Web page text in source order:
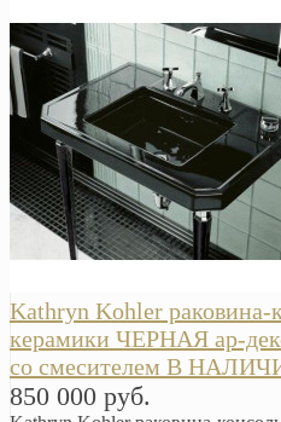
Kathryn Kohler раковина-
керамики ЧЕРНАЯ ар-
со смесителем В
850 000 руб.